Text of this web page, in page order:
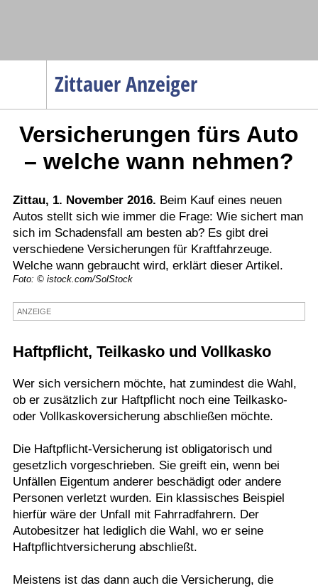
Zittauer Anzeiger
Menüpunkte
Politik
Gesellschaft
Wirtschaft
Service
Verkehr
Gesundheit
Sport
Kostenlos
Versicherungen fürs Auto
– welche wann nehmen?
Zittau, 1. November 2016. Beim Kauf eines neuen
Autos stellt sich wie immer die Frage: Wie sichert man
sich im Schadensfall am besten ab? Es gibt drei
verschiedene Versicherungen für Kraftfahrzeuge.
Welche wann gebraucht wird, erklärt dieser Artikel.
Foto: © istock.com/SolStock
ANZEIGE
Haftpflicht, Teilkasko und Vollkasko
Wer sich versichern möchte, hat zumindest die Wahl,
ob er zusätzlich zur Haftpflicht noch eine Teilkasko-
oder Vollkaskoversicherung abschließen möchte.
Die Haftpflicht-Versicherung ist obligatorisch und
gesetzlich vorgeschrieben. Sie greift ein, wenn bei
Unfällen Eigentum anderer beschädigt oder andere
Personen verletzt wurden. Ein klassisches Beispiel
hierfür wäre der Unfall mit Fahrradfahrern. Der
Autobesitzer hat lediglich die Wahl, wo er seine
Haftpflichtversicherung abschließt.
Meistens ist das dann auch die Versicherung, die